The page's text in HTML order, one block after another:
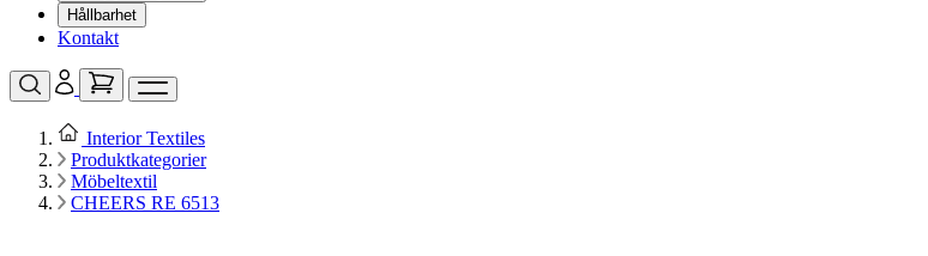
Hållbarhet
Kontakt
Interior Textiles
Produktkategorier
Möbeltextil
CHEERS RE 6513